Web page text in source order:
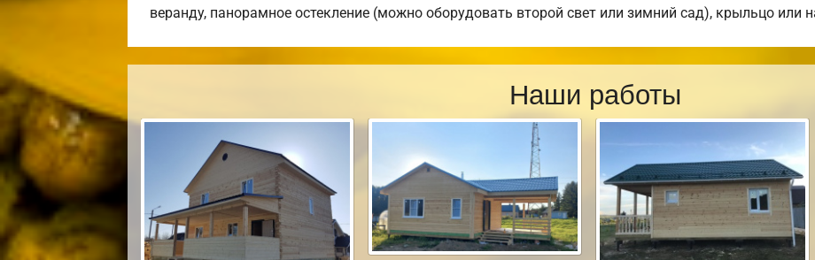
веранду, панорамное остекление (можно оборудовать второй свет или зимний сад), крыльцо или
Наши работы